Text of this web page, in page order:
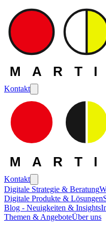
Kontakt
Kontakt
Digitale Strategie & Beratung
Digitale Produkte & Lösungen
Blog - Neuigkeiten & Insights
Themen & AngeboteÜber uns
Die